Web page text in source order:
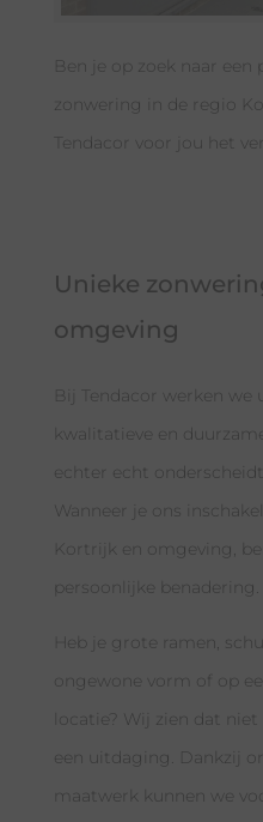
Ben je op zoek naar een
zonwering in de regio
Tendacor voor jou het
Unieke
omgeving
Bij Tendacor werken we
kwalitatieve en
echter echt
Wanneer je ons
Kortrijk en omgeving,
persoonlijke benadering.
Heb je grote ramen,
ongewone vorm of op
locatie? Wij zien dat niet
een uitdaging. Dankzij
maatwerk kunnen we